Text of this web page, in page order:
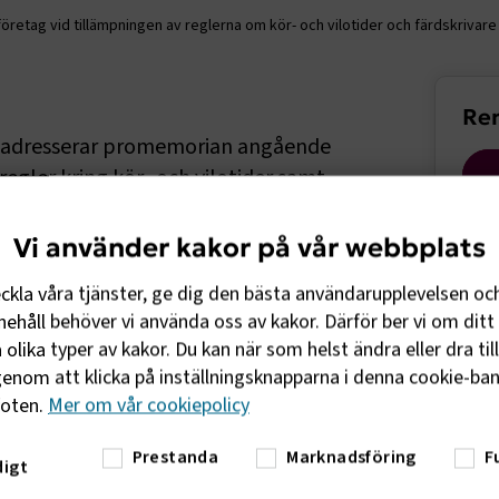
vid tillämpningen av reglerna om kör- och vilotider och färdskrivare
promemorian angående
kring kör- och vilotider samt
ett varningssystem och
om lättnader för företag i
införandet av ett varningssystem
ger Transportstyrelsen ett effektivt
relaterade till otillåtna kortuttag ska
Transportföretagen
för vilka situationer som skulle leda
Slutligen uttrycker
och bidra med synpunkter för att
Vi använder kakor på vår webbplats
våra tjänster, ge dig den bästa användarupplevelsen
behöver vi använda oss av kakor. Därför ber vi om
typer av kakor. Du kan när som helst ändra eller dra
att klicka på inställningsknapparna i denna cookie-
Mer om vår cookiepolicy
Prestanda Marknadsföring